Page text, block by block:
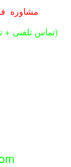
مشاوره فروش
تلفنی +